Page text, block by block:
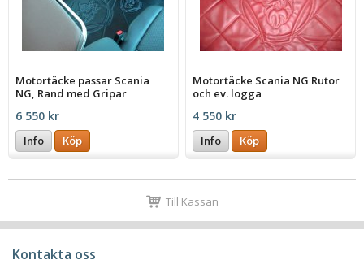
Motortäcke passar Scania
NG, Rand med Gripar
6 550 kr
Info Köp
Motortäcke Scania NG Rutor
och ev. logga
4 550 kr
Info Köp
Till Kassan
Kontakta oss